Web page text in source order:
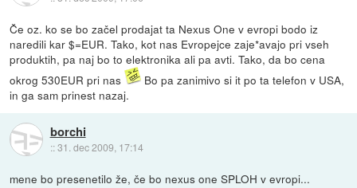
Če oz. ko se bo začel prodajat ta Nexus One v evropi bodo iz
naredili kar $=EUR. Tako, kot nas Evropejce zaje*avajo pri vseh
produktih, pa naj bo to elektronika ali pa avti. Tako, da bo cena
okrog 530EUR pri nas
Bo pa zanimivo si it po ta telefon v USA,
in ga sam prinest nazaj.
borchi
::31. dec 2009, 17:14
mene bo presenetilo že, če bo nexus one SPLOH v evropi...